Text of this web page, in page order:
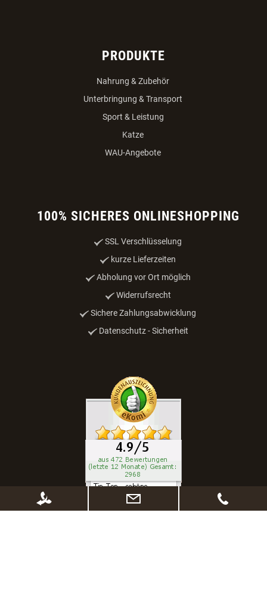
PRODUKTE
Nahrung & Zubehör
Unterbringung & Transport
Sport & Leistung
Katze
WAU-Angebote
100% SICHERES ONLINESHOPPING
SSL Verschlüsselung
kurze Lieferzeiten
Abholung vor Ort möglich
Widerrufsrecht
Sichere Zahlungsabwicklung
Datenschutz - Sicherheit